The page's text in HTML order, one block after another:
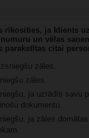
rīkosities, ja klients
un vēlas
parakstītas citai
zāles.
zāles.
ja uzrādīs savu
dokumentu.
ja zāles domātas